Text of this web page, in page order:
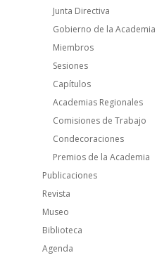
Junta Directiva
Gobierno de la Academia
Miembros
Sesiones
Capítulos
Academias Regionales
Comisiones de Trabajo
Condecoraciones
Premios de la Academia
Publicaciones
Revista
Museo
Biblioteca
Agenda